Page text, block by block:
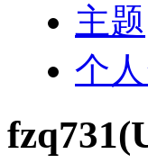
主题
个
fzq731